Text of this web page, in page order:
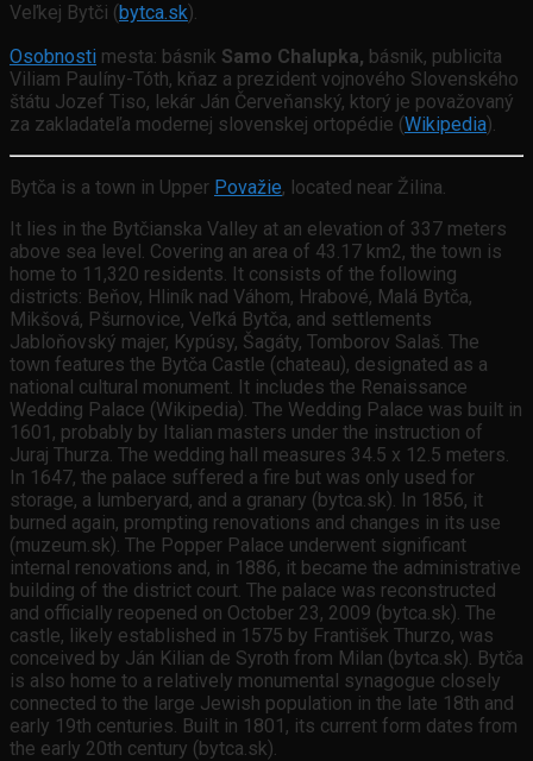
Veľkej Bytči (bytca.sk).
Osobnosti mesta: básnik Samo Chalupka, básnik, publicita
Viliam Paulíny-Tóth, kňaz a prezident vojnového Slovenského
štátu Jozef Tiso, lekár Ján Červeňanský, ktorý je považovaný
za zakladateľa modernej slovenskej ortopédie (Wikipedia).
Bytča is a town in Upper Považie, located near Žilina.
It lies in the Bytčianska Valley at an elevation of 337 meters
above sea level. Covering an area of 43.17 km2, the town is
home to 11,320 residents. It consists of the following
districts: Beňov, Hliník nad Váhom, Hrabové, Malá Bytča,
Mikšová, Pšurnovice, Veľká Bytča, and settlements
Jabloňovský majer, Kypúsy, Šagáty, Tomborov Salaš. The
town features the Bytča Castle (chateau), designated as a
national cultural monument. It includes the Renaissance
Wedding Palace (Wikipedia). The Wedding Palace was built in
1601, probably by Italian masters under the instruction of
Juraj Thurza. The wedding hall measures 34.5 x 12.5 meters.
In 1647, the palace suffered a fire but was only used for
storage, a lumberyard, and a granary (bytca.sk). In 1856, it
burned again, prompting renovations and changes in its use
(muzeum.sk). The Popper Palace underwent significant
internal renovations and, in 1886, it became the administrative
building of the district court. The palace was reconstructed
and officially reopened on October 23, 2009 (bytca.sk). The
castle, likely established in 1575 by František Thurzo, was
conceived by Ján Kilian de Syroth from Milan (bytca.sk). Bytča
is also home to a relatively monumental synagogue closely
connected to the large Jewish population in the late 18th and
early 19th centuries. Built in 1801, its current form dates from
the early 20th century (bytca.sk).